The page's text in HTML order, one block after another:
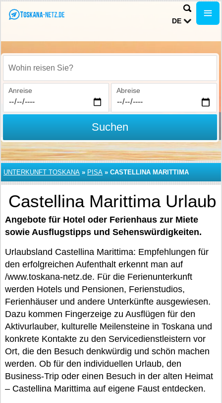
DE
Wohin reisen Sie?
Anreise Abreise
Suchen
UNTERKUNFT TOSKANA » PISA » CASTELLINA MARITTIMA
Castellina Marittima Urlaub
Angebote für Hotel oder Ferienhaus zur Miete
sowie Ausflugstipps und Sehenswürdigkeiten.
Urlaubsland Castellina Marittima: Empfehlungen für
den erfolgreichen Aufenthalt erkennt man auf
/www.toskana-netz.de. Für die Ferienunterkunft
werden Hotels und Pensionen, Ferienstudios,
Ferienhäuser und andere Unterkünfte ausgewiesen.
Dazu kommen Fingerzeige zu Ausflügen für den
Aktivurlauber, kulturelle Meilensteine in Toskana und
konkrete Kontakte zu den Servicedienstleistern vor
Ort, die den Besuch denkwürdig und schön machen
werden. Ob für den individuellen Urlaub, den
Business-Trip oder einen Besuch in der alten Heimat
– Castellina Marittima auf eigene Faust entdecken.